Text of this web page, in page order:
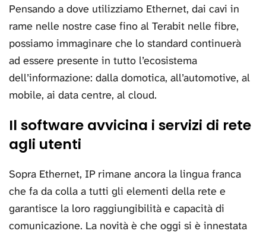
Pensando a dove utilizziamo Ethernet, dai cavi in
rame nelle nostre case fino al Terabit nelle fibre,
possiamo immaginare che lo standard continuerà
ad essere presente in tutto l’ecosistema
dell’informazione: dalla domotica, all’automotive, al
mobile, ai data centre, al cloud.
Il software avvicina i servizi di rete
agli utenti
Sopra Ethernet, IP rimane ancora la lingua franca
che fa da colla a tutti gli elementi della rete e
garantisce la loro raggiungibilità e capacità di
comunicazione. La novità è che oggi si è innestata